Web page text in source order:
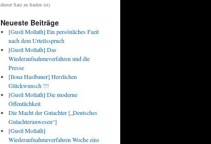
dieser Satz zu finden ist)
Neueste Beiträge
[Gustl Mollath] Ein persönliches Fazit
nach dem Urteilsspruch
[Gustl Mollath] Das
Wiederaufnahmeverfahren und die
Presse
[Ilona Haslbauer] Herzlichen
Glückwunsch !!!
[Gustl Mollath] Die moderne
Öffentlichkeit
Die Macht der Gutachter [„Deutsches
Gutachterunwesen“]
[Gustl Mollath]
Wiederaufnahmeverfahren Woche eins